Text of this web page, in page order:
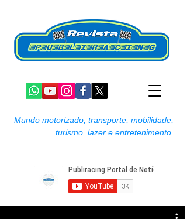
Mundo motorizado, transporte, mobilidade,
turismo, lazer e entretenimento